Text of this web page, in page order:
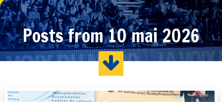
Posts from 10 mai 2026